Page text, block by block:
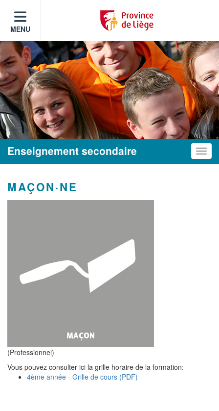
MENU
Enseignement secondaire
MAÇON·NE
(Professionnel)
Vous pouvez consulter ici la grille horaire de la formation:
4ème année - Grille de cours (PDF)